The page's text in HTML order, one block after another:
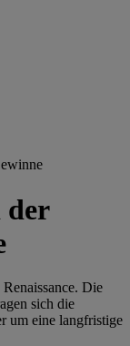
der
Die
sich die
um eine langfristige